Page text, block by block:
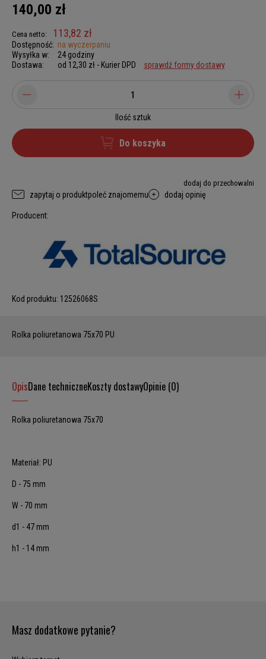
140,00 zł
Cena netto: 113,82 zł
Dostępność: na wyczerpaniu
Wysyłka w:
24 godziny
Dostawa:
od 12,30 zł - Kurier DPD sprawdź formy dostawy
Ilość sztuk
Do koszyka
dodaj do przechowalni
zapytaj o produktpoleć znajomemu dodaj opinię
Producent:
Kod produktu: 12526068S
Rolka poliuretanowa 75x70 PU
OpisDane techniczneKoszty dostawyOpinie (0)
Rolka poliuretanowa 75x70
Materiał: PU
D - 75 mm
W - 70 mm
d1 - 47 mm
h1 - 14 mm
Masz dodatkowe pytanie?